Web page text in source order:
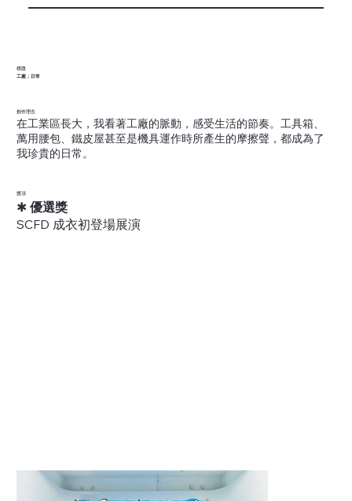
標題
工廠；日常
創作理念
在工業區長大，我看著工廠的脈動，感受生活的節奏。工具箱、
萬用腰包、鐵皮屋甚至是機具運作時所產生的摩擦聲，都成為了
我珍貴的日常。
獎項
✱ 優選獎
SCFD 成衣初登場展演